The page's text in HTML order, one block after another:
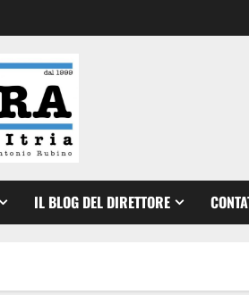
IL BLOG DEL DIRETTORE